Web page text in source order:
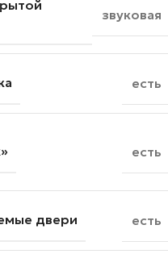
звуковая
есть
есть
двери есть